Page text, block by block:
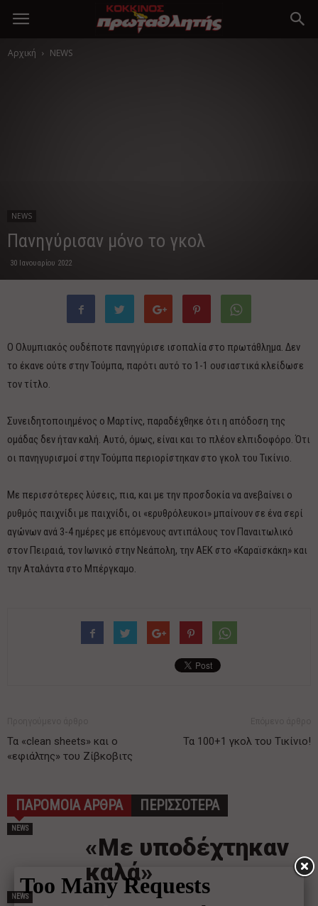
Αρχική NEWS
NEWS
Πανηγύρισαν μόνο το γκολ
30 Ιανουαρίου 2022
Ο Ολυμπιακός ουδέποτε πανηγύρισε ισοπαλία στο πρωτάθλημα. Δεν
το έκανε ούτε στην Τούμπα, παρότι αυτό το 1-1 ουσιαστικά κλείδωσε
τον τίτλο.
Συνειδητοποιημένος ο Μαρτίνς, παραδέχθηκε ότι η απόδοση της
ομάδας δεν ήταν καλή. Αυτό, όμως, είναι και το πλέον ελπιδοφόρο. Ότι
οι πανηγυρισμοί στην Τούμπα περιορίστηκαν στο γκολ του Τικίνιο.
Με περισσότερες λύσεις, πια, και με την προσδοκία να ανεβαίνει ο
ρυθμός παιχνίδι με παιχνίδι, οι «ερυθρόλευκοι» μπαίνουν σε ένα σερί
αγώνων ανά 3-4 ημέρες με επόμενους αντιπάλους τον Παναιτωλικό
στον Πειραιά, τον Ιωνικό στην Νεάπολη, την ΑΕΚ στο «Καραϊσκάκη» και
την Αταλάντα στο Μπέργκαμο.
Τα «clean sheets» και ο
«εφιάλτης» του Ζίβκοβιτς
Τα 100+1 γκολ του Τικίνιο!
ΠΑΡΟΜΟΙΑ ΑΡΘΡΑ ΠΕΡΙΣΣΟΤΕΡΑ
NEWS
«Με υποδέχτηκαν
καλά»
NEWS